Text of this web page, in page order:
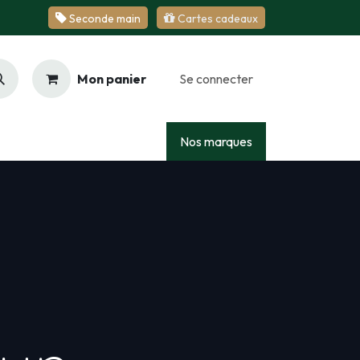
Se​​​​conde ​​​​m​​a​​in Cartes cadeaux
Mon panier Se connecter
Nos marques